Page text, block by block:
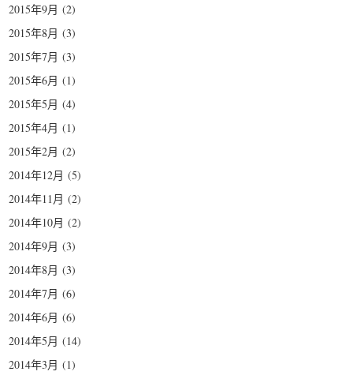
2015年9月 (2)
2015年8月 (3)
2015年7月 (3)
2015年6月 (1)
2015年5月 (4)
2015年4月 (1)
2015年2月 (2)
2014年12月 (5)
2014年11月 (2)
2014年10月 (2)
2014年9月 (3)
2014年8月 (3)
2014年7月 (6)
2014年6月 (6)
2014年5月 (14)
2014年3月 (1)